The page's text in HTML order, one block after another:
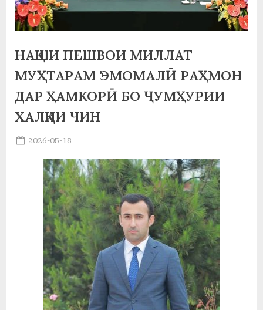
н
о
и
Н
и
р
и
Х
у
с
р
НАҚШИ ПЕШВОИ МИЛЛАТ
МУҲТАРАМ ЭМОМАЛӢ РАҲМОН
ДАР ҲАМКОРӢ БО ҶУМҲУРИИ
ХАЛҚИИ ЧИН
Posted
2026-05-18